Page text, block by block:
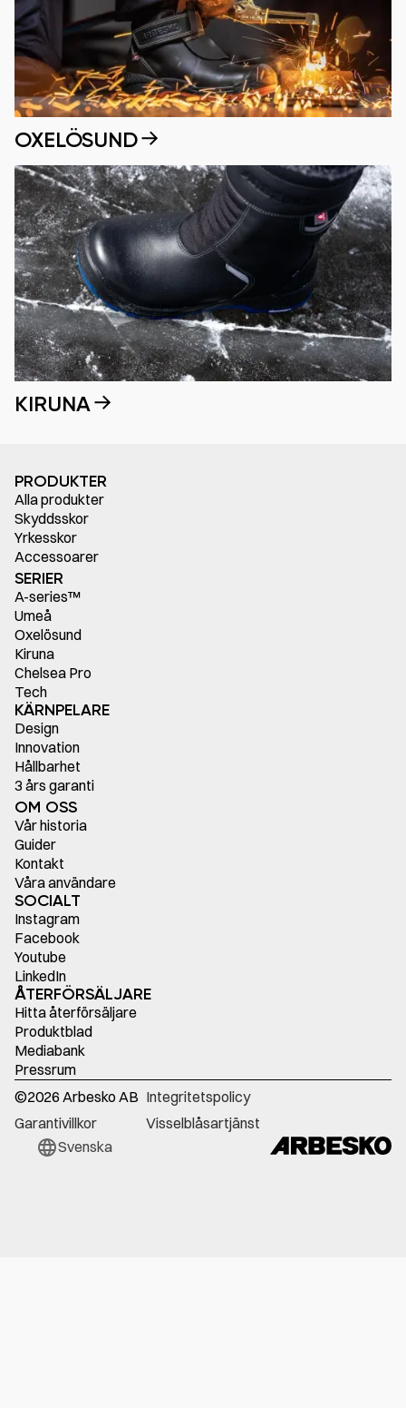
OXELÖSUND
KIRUNA
PRODUKTER
Alla produkter
Skyddsskor
Yrkesskor
Accessoarer
SERIER
A-series™
Umeå
Oxelösund
Kiruna
Chelsea Pro
Tech
KÄRNPELARE
Design
Innovation
Hållbarhet
3 års garanti
OM OSS
Vår historia
Guider
Kontakt
Våra användare
SOCIALT
Instagram
Facebook
Youtube
LinkedIn
ÅTERFÖRSÄLJARE
Hitta återförsäljare
Produktblad
Mediabank
Pressrum
©2026 Arbesko AB Integritetspolicy
Garantivillkor
Visselblåsartjänst
Svenska